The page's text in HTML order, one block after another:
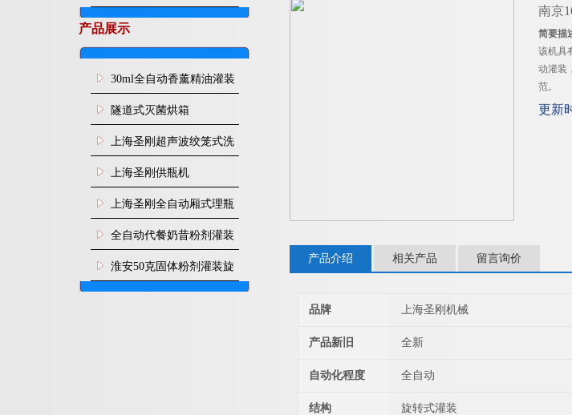
产品展示
30ml全自动香薰精油灌装
旋盖机
隧道式灭菌烘箱
上海圣刚超声波绞笼式洗
瓶机
上海圣刚供瓶机
上海圣刚全自动厢式理瓶
机
全自动代餐奶昔粉剂灌装
生产线
淮安50克固体粉剂灌装旋
盖机
南京
简要描
该机具
动灌装
范。
更新
产品介绍 相关产品 留言询价
品牌 上海圣刚机械
产品新旧 全新
自动化程度 全自动
结构 旋转式灌装